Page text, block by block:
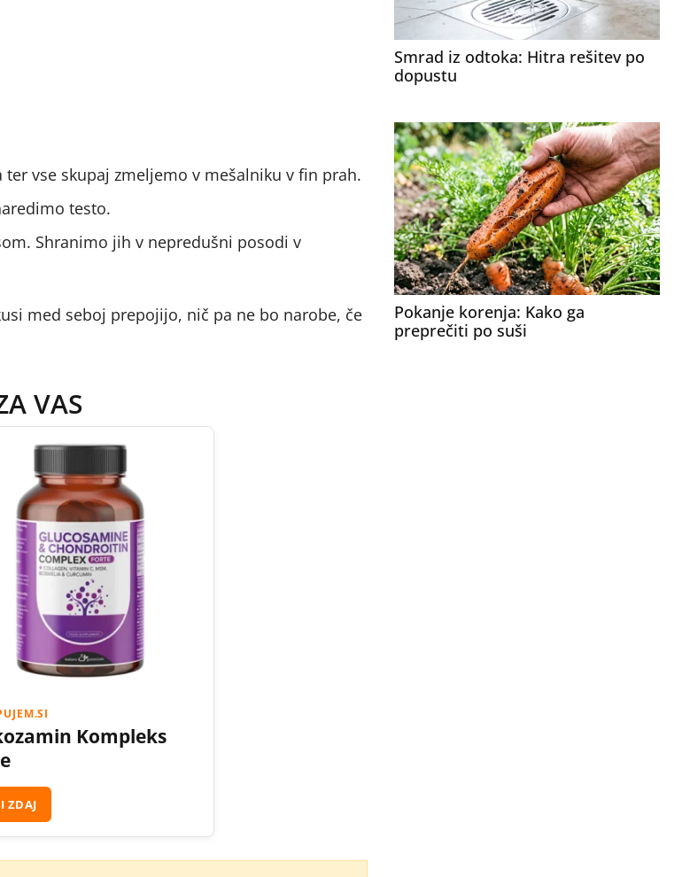
vse skupaj zmeljemo v mešalniku v fin prah.
testo.
Shranimo jih v nepredušni posodi v
med seboj prepojijo, nič pa ne bo narobe, če
VAS
Kompleks
ZDAJ
Smrad iz odtoka: Hitra rešitev po
dopustu
Pokanje korenja: Kako ga
preprečiti po suši